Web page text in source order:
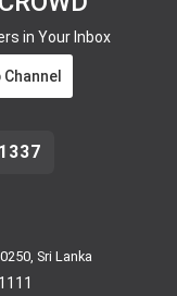
in Your Inbox
1337
Sri Lanka